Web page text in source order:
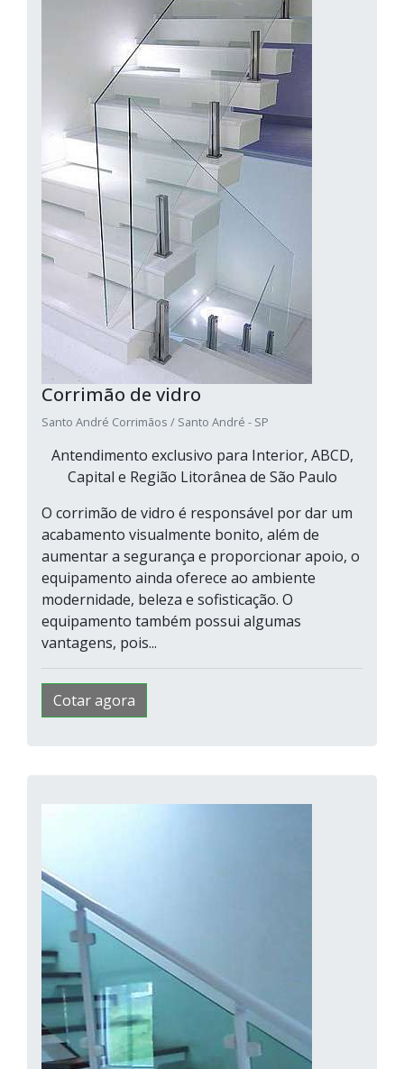
Corrimão de vidro
Santo André Corrimãos / Santo André - SP
Antendimento exclusivo para Interior, ABCD,
Capital e Região Litorânea de São Paulo
O corrimão de vidro é responsável por dar um
acabamento visualmente bonito, além de
aumentar a segurança e proporcionar apoio, o
equipamento ainda oferece ao ambiente
modernidade, beleza e sofisticação. O
equipamento também possui algumas
vantagens, pois...
Cotar agora